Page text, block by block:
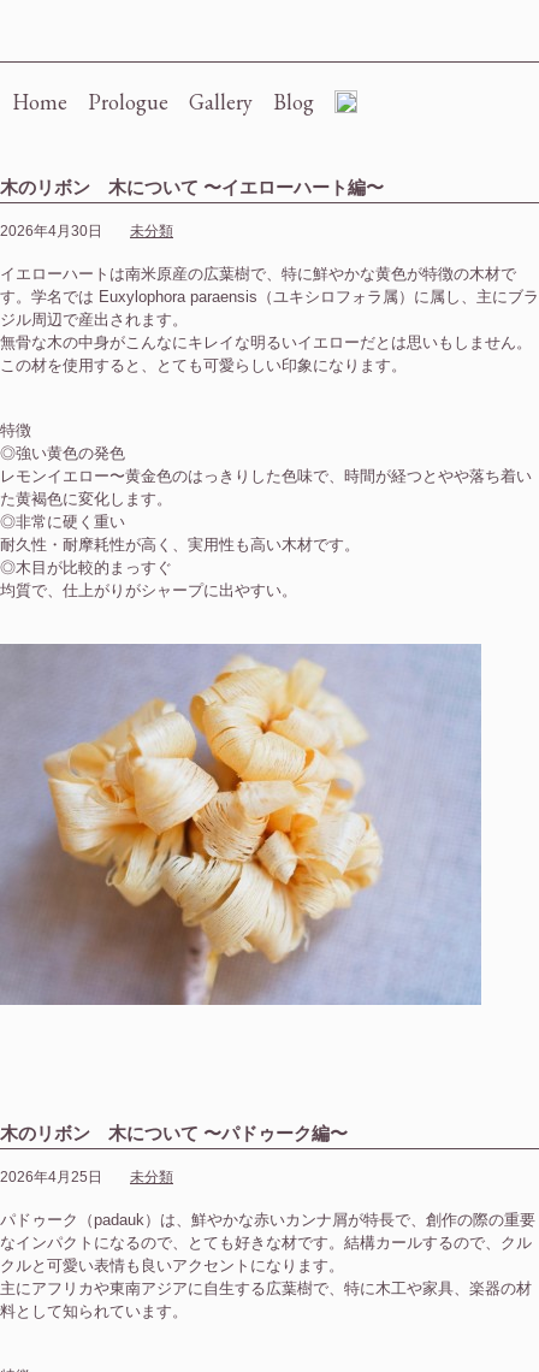
Home Prologue Gallery Blog
木のリボン 木について 〜イエローハート編〜
2026年4月30日 未分類
イエローハートは南米原産の広葉樹で、特に鮮やかな黄色が特徴の木材で
す。学名では Euxylophora paraensis（ユキシロフォラ属）に属し、主にブラ
ジル周辺で産出されます。
無骨な木の中身がこんなにキレイな明るいイエローだとは思いもしません。
この材を使用すると、とても可愛らしい印象になります。
特徴
◎強い黄色の発色
レモンイエロー〜黄金色のはっきりした色味で、時間が経つとやや落ち着い
た黄褐色に変化します。
◎非常に硬く重い
耐久性・耐摩耗性が高く、実用性も高い木材です。
◎木目が比較的まっすぐ
均質で、仕上がりがシャープに出やすい。
木のリボン 木について 〜パドゥーク編〜
2026年4月25日 未分類
パドゥーク（padauk）は、鮮やかな赤いカンナ屑が特長で、創作の際の重要
なインパクトになるので、とても好きな材です。結構カールするので、クル
クルと可愛い表情も良いアクセントになります。
主にアフリカや東南アジアに自生する広葉樹で、特に木工や家具、楽器の材
料として知られています。